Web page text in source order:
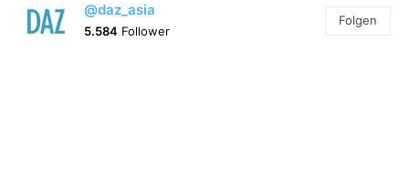
@daz_asia
5.584 Follower
Folgen